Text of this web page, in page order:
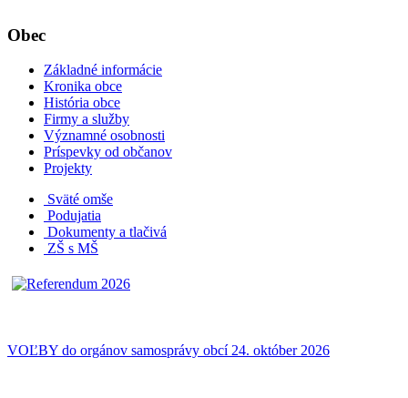
Obec
Základné informácie
Kronika obce
História obce
Firmy a služby
Významné osobnosti
Príspevky od občanov
Projekty
Sväté omše
Podujatia
Dokumenty a tlačivá
ZŠ s MŠ
VOĽBY do orgánov samosprávy obcí 24. október 2026